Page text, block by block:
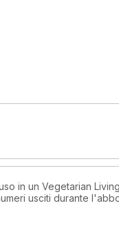
in un Vegetarian
usciti durante